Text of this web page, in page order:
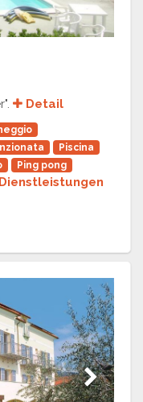
Detail
Piscina
Ping pong
Next